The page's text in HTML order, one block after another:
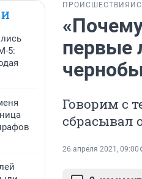
5:
ПРОИСШЕСТВИЯ
первые
Говорим с
сбрасывал
26 апреля 2021, 09:00